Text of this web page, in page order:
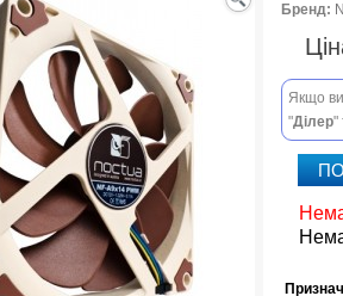
Бренд:
Якщо ви
"Ділер"